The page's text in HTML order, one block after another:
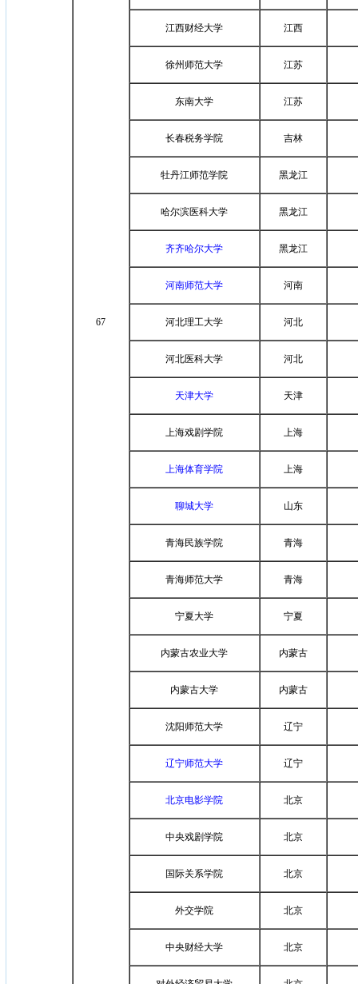
67
江西财经大学 江西
徐州师范大学 江苏
东南大学 江苏
长春税务学院 吉林
牡丹江师范学院 黑龙江
哈尔滨医科大学 黑龙江
齐齐哈尔大学 黑龙江
河南师范大学 河南
河北理工大学 河北
河北医科大学 河北
天津大学 天津
上海戏剧学院 上海
上海体育学院 上海
聊城大学 山东
青海民族学院 青海
青海师范大学 青海
宁夏大学 宁夏
内蒙古农业大学 内蒙古
内蒙古大学 内蒙古
沈阳师范大学 辽宁
辽宁师范大学 辽宁
北京电影学院 北京
中央戏剧学院 北京
国际关系学院 北京
外交学院 北京
中央财经大学 北京